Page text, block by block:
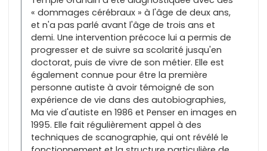
« dommages cérébraux » à l'âge de deux ans,
et n'a pas parlé avant l'âge de trois ans et
demi. Une intervention précoce lui a permis de
progresser et de suivre sa scolarité jusqu'en
doctorat, puis de vivre de son métier. Elle est
également connue pour être la première
personne autiste à avoir témoigné de son
expérience de vie dans des autobiographies,
Ma vie d'autiste en 1986 et Penser en images en
1995. Elle fait régulièrement appel à des
techniques de scanographie, qui ont révélé le